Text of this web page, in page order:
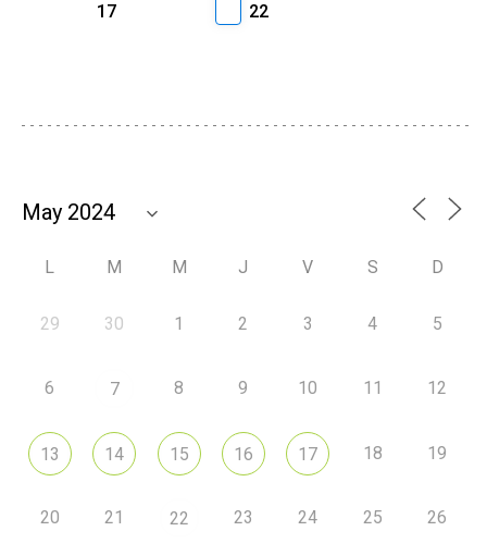
17
22
L M M J V S D
29 30 1 2 3 4 5
6 7 8 9 10 11 12
13 14 15 16 17 18 19
20 21 22 23 24 25 26